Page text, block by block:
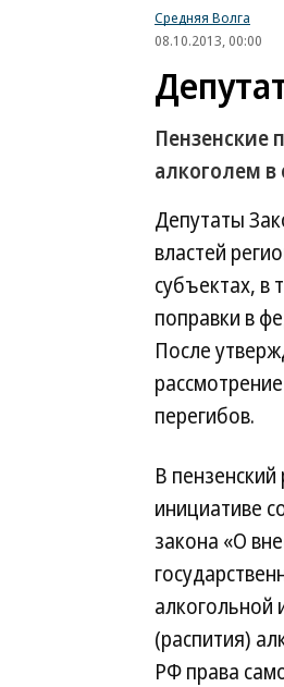
Средняя Волга
08.10.2013, 00:00
Пензенские
алкоголем
Депутаты
властей
субъектах, в
поправки в
После
перегибов.
В
инициативе
закона «O
алкогольной
(распития)
РФ права